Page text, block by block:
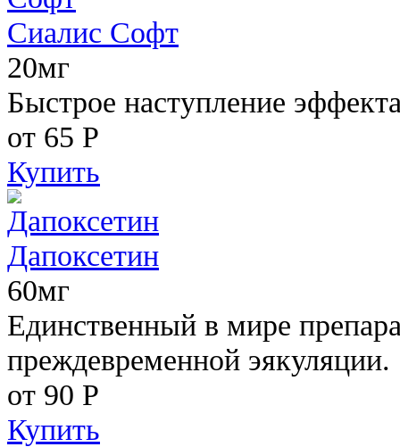
Сиалис Софт
20мг
Быстрое наступление
от 65 Р
Купить
Дапоксетин
60мг
Единственный в мире
преждевременной эякуляции.
от 90 Р
Купить